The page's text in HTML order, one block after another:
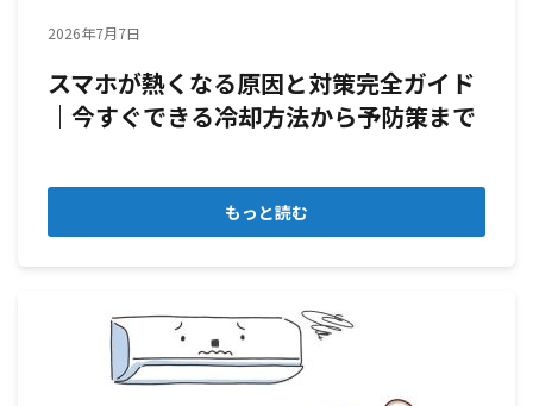
2026年7月7日
スマホが熱くなる原因と対策完全ガイド
｜今すぐできる冷却方法から予防策まで
もっと読む